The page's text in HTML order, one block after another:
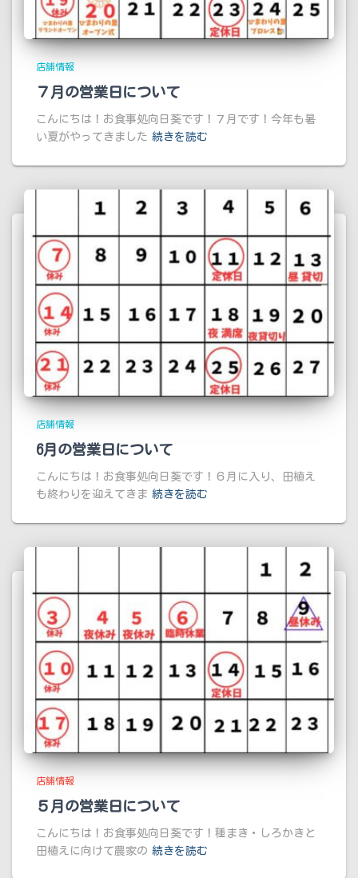
店舗情報
７月の営業日について
こんにちは！お食事処向日葵です！７月です！今年も暑
い夏がやってきました 続きを読む
店舗情報
6月の営業日について
こんにちは！お食事処向日葵です！６月に入り、田植え
も終わりを迎えてきま 続きを読む
店舗情報
５月の営業日について
こんにちは！お食事処向日葵です！種まき・しろかきと
田植えに向けて農家の 続きを読む